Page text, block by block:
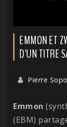
EMMON ET
D'UN TITRE
Pierre
Emmon
(EBM)